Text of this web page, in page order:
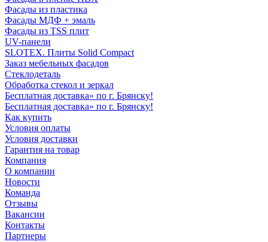
Фасады из пластика
Фасады МДФ + эмаль
Фасады из TSS плит
UV-панели
SLOTEX. Плиты Solid Compact
Заказ мебельных фасадов
Стеклодеталь
Обработка стекол и зеркал
Бесплатная доставка» по г. Брянску!
Бесплатная доставка» по г. Брянску!
Как купить
Условия оплаты
Условия доставки
Гарантия на товар
Компания
О компании
Новости
Команда
Отзывы
Вакансии
Контакты
Партнеры